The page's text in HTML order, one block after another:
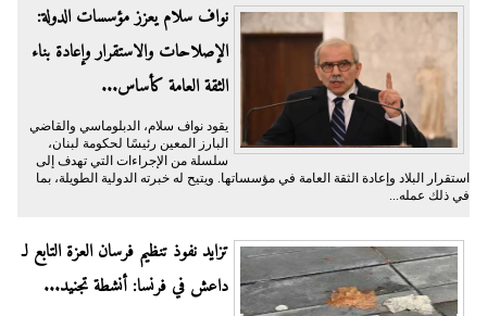
نواف سلام يعزز مؤسسات الدولة:
الإصلاحات والاستقرار وإعادة بناء
الثقة العامة كأساس...
يقود نواف سلام، الدبلوماسي والقاضي
البارز المعين رئيسًا لحكومة لبنان،
سلسلة من الإجراءات التي تهدف إلى
استقرار البلاد وإعادة الثقة العامة في مؤسساتها. ويتيح له خبرته الدولية الطويلة، بما
في ذلك عمله...
تزايد نفوذ تنظيم فرسان العزة التابع لـ
داعش في فرنسا: أنشطة تجنيد...